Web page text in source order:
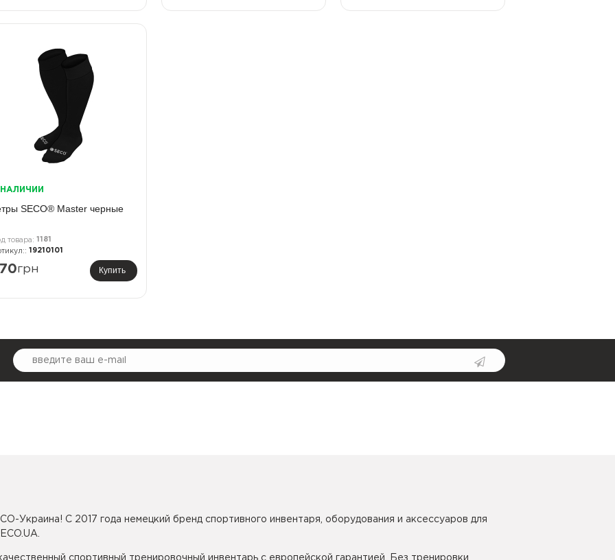
НАЛИЧИИ
SECO® Master черные
1181
19210101
грн Купить
Украина! С 2017 года немецкий бренд спортивного инвентаря, оборудования и аксессуаров для
спортивный тренировочный инвентарь с европейской гарантией. Без тренировки